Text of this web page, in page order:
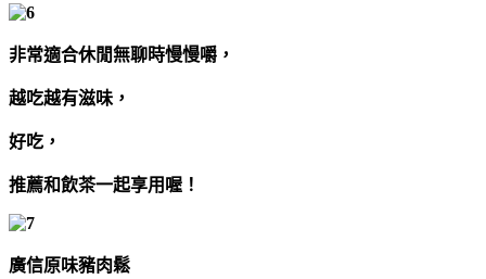
非常適合休閒無聊時慢慢嚼，
越吃越有滋味，
好吃，
推薦和飲茶一起享用喔！
廣信原味豬肉鬆